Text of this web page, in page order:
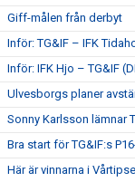
Giff-målen från derbyt
Inför: TG&IF – IFK
Inför: IFK Hjo – TG&IF
Ulvesborgs planer
Sonny Karlsson lämnar
Bra start för TG&IF:s
Här är vinnarna i